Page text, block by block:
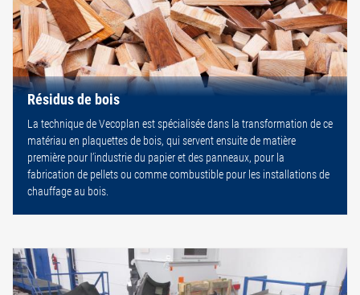
Résidus de bois
La technique de Vecoplan est spécialisée dans la transformation de ce
matériau en plaquettes de bois, qui servent ensuite de matière
première pour l’industrie du papier et des panneaux, pour la
fabrication de pellets ou comme combustible pour les installations de
chauffage au bois.